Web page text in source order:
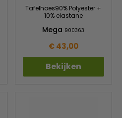
Tafelhoes90% Polyester +
10% elastane
Mega 900363
€ 43,00
Bekijken